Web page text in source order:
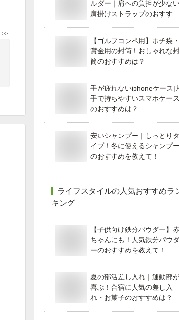
>>
ルダー｜肩への負担が少ない
肩掛けストラップのおすすめ
【ゴルフコンペ用】ポチ袋・
賞金用の封筒！おしゃれな封
筒のおすすめは？
手が疲れないiphoneケース|
手で持ちやすいスマホケース
のおすすめは？
安いシャンプー｜しっとりタ
イプ！冬に使えるシャンプー
のおすすめを教えて！
ライフスタイルの人気おすすめラ
キング
【子供向け鉄分パウダー】赤
ちゃんにも！人気鉄分パウダ
ーのおすすめを教えて！
夏の部活差し入れ｜運動部が
喜ぶ！合宿に人気の差し入
れ・お菓子のおすすめは？